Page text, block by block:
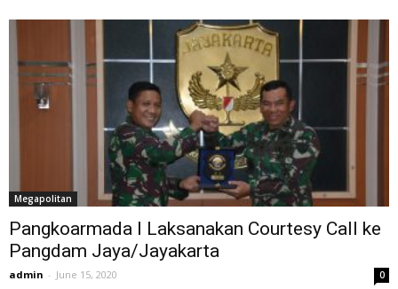
Megapolitan
Pangkoarmada I Laksanakan Courtesy Call ke
Pangdam Jaya/Jayakarta
admin - June 15, 2020 0